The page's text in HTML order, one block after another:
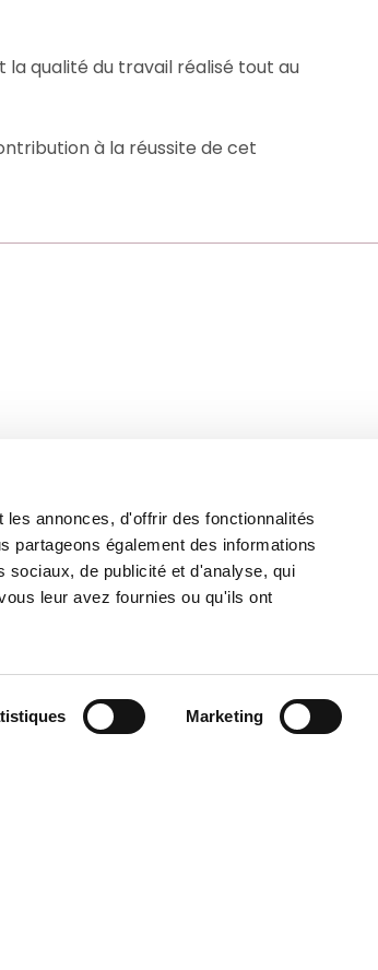
annonces, d'offrir des fonctionnalités
partageons également des informations
sociaux, de publicité et d'analyse, qui
leur avez fournies ou qu'ils ont
Marketing
la qualité du travail réalisé tout au
à la réussite de cet
concours
L’école
Ressources digitales